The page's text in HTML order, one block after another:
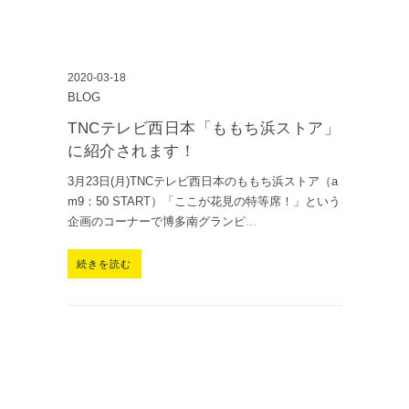
2020-03-18
BLOG
TNCテレビ西日本「ももち浜ストア」
に紹介されます！
3月23日(月)TNCテレビ西日本のももち浜ストア（a
m9：50 START）「ここが花見の特等席！」という
企画のコーナーで博多南グランピ...
続きを読む